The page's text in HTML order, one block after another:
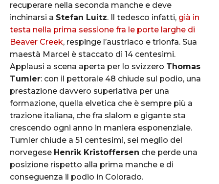
recuperare nella seconda manche e deve
inchinarsi a Stefan Luitz. Il tedesco infatti, già in
testa nella prima sessione fra le porte larghe di
Beaver Creek, respinge l’austriaco e trionfa. Sua
maestà Marcel è staccato di 14 centesimi.
Applausi a scena aperta per lo svizzero Thomas
Tumler: con il pettorale 48 chiude sul podio, una
prestazione davvero superlativa per una
formazione, quella elvetica che è sempre più a
trazione italiana, che fra slalom e gigante sta
crescendo ogni anno in maniera esponenziale.
Tumler chiude a 51 centesimi, sei meglio del
norvegese Henrik Kristoffersen che perde una
posizione rispetto alla prima manche e di
conseguenza il podio in Colorado.